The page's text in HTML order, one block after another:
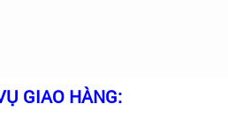
GIAO HÀNG: